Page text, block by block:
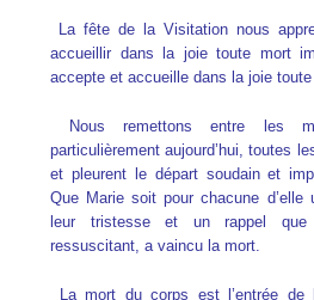
La fête de la Visitation nous
accueillir dans la joie toute mort
accepte et accueille dans la joie
Nous remettons entre les
particulièrement aujourd’hui, toutes
et pleurent le départ soudain et
Que Marie soit pour chacune d’elle
leur tristesse et un rappel
ressuscitant, a vaincu la mort.
La mort du corps est l’entrée